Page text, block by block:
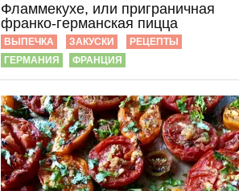
Фламмекухе, или приграничная
франко-германская пицца
ВЫПЕЧКА ЗАКУСКИ
РЕЦЕПТЫ
ГЕРМАНИЯ
ФРАНЦИЯ